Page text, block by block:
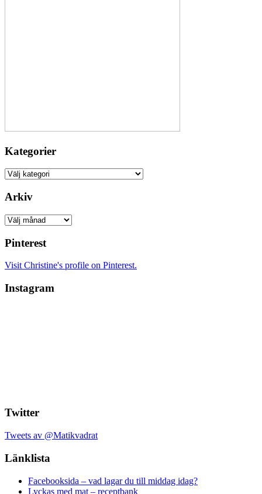
Kategorier
Kategorier
Arkiv
Arkiv
Pinterest
Visit Christine's profile on Pinterest.
Instagram
Twitter
Tweets av @Matikvadrat
Länklista
Facebooksida – vad lagar du till middag idag?
Lyckas med mat – receptbank